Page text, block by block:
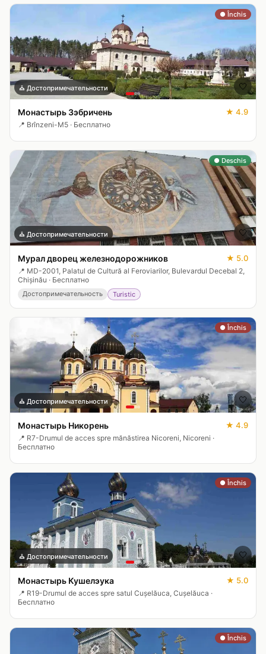
● Închis
⛪ Достопримечательности 🤍
Монастырь Зэбричень ★ 4.9
📍 Brînzeni-M5 · Бесплатно
● Deschis
⛪ Достопримечательности 🤍
Мурал дворец железнодорожников ★ 5.0
📍 MD-2001, Palatul de Cultură al Feroviarilor, Bulevardul Decebal 2,
Chișinău · Бесплатно
Достопримечательность Turistic
● Închis
⛪ Достопримечательности 🤍
Монастырь Никорень ★ 4.9
📍 R7-Drumul de acces spre mănăstirea Nicoreni, Nicoreni ·
Бесплатно
● Închis
⛪ Достопримечательности 🤍
Монастырь Кушелэука ★ 5.0
📍 R19-Drumul de acces spre satul Cușelăuca, Cușelăuca ·
Бесплатно
● Închis